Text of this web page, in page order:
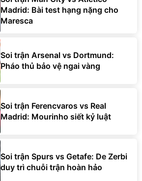
Madrid: Bài test hạng nặng cho
Maresca
Soi trận Arsenal vs Dortmund:
Pháo thủ bảo vệ ngai vàng
Soi trận Ferencvaros vs Real
Madrid: Mourinho siết kỷ luật
Soi trận Spurs vs Getafe: De Zerbi
duy trì chuỗi trận hoàn hảo